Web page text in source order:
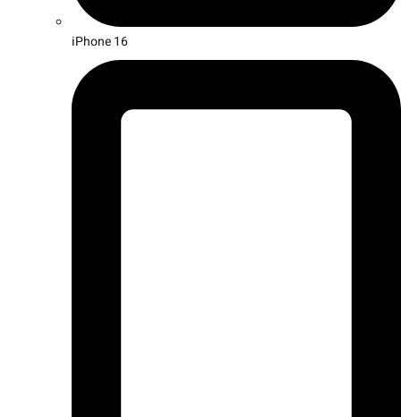
iPhone 16